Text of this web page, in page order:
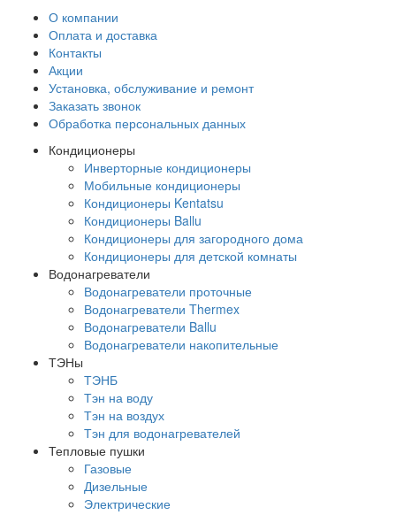
О компании
Оплата и доставка
Контакты
Акции
Установка, обслуживание и ремонт
Заказать звонок
Обработка персональных данных
Кондиционеры
Инверторные кондиционеры
Мобильные кондиционеры
Кондиционеры Kentatsu
Кондиционеры Ballu
Кондиционеры для загородного дома
Кондиционеры для детской комнаты
Водонагреватели
Водонагреватели проточные
Водонагреватели Thermex
Водонагреватели Ballu
Водонагреватели накопительные
ТЭНы
ТЭНБ
Тэн на воду
Тэн на воздух
Тэн для водонагревателей
Тепловые пушки
Газовые
Дизельные
Электрические